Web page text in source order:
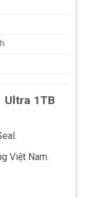
Ultra 1TB
Việt Nam.